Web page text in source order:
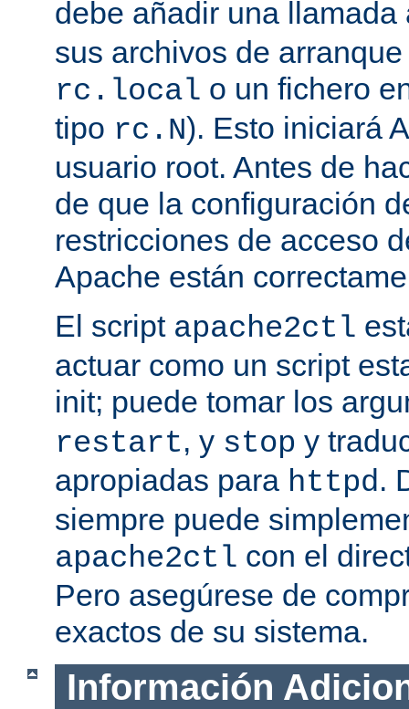
debe añadir una
sus archivos de
rc.local o un fichero
tipo rc.N). Esto iniciará
usuario root. Antes de
de que la configuración
restricciones de acceso
Apache están
El script apache2ctl
actuar como un script
init; puede tomar los
restart, y stop y
apropiadas para httpd.
siempre puede
apache2ctl con el
Pero asegúrese de
exactos de su sistema.
Información